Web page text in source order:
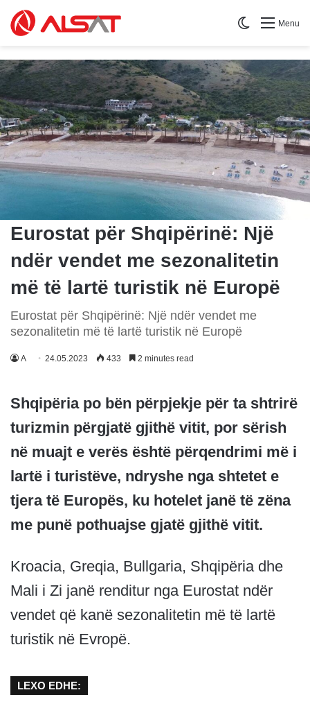
Menu
Switch skin
Eurostat për Shqipërinë: Një
ndër vendet me sezonalitetin
më të lartë turistik në Europë
Eurostat për Shqipërinë: Një ndër vendet me
sezonalitetin më të lartë turistik në Europë
A 24.05.2023 433 2 minutes read
Shqipëria po bën përpjekje për ta shtrirë
turizmin përgjatë gjithë vitit, por sërish
në muajt e verës është përqendrimi më i
lartë i turistëve, ndryshe nga shtetet e
tjera të Europës, ku hotelet janë të zëna
me punë pothuajse gjatë gjithë vitit.
Kroacia, Greqia, Bullgaria, Shqipëria dhe
Mali i Zi janë renditur nga Eurostat ndër
vendet që kanë sezonalitetin më të lartë
turistik në Evropë.
LEXO EDHE: